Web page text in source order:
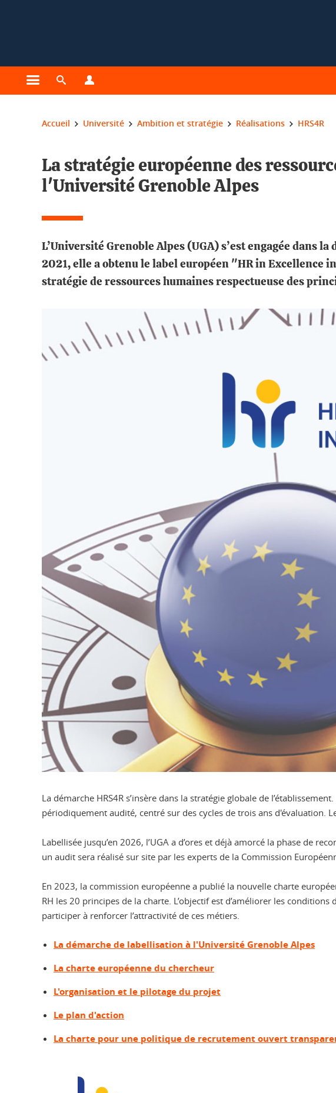
Ouvrir le menu principal
Ouvrir le moteur de recherche
Vous êtes ici :
Accueil Université Ambition et stratégie Réalisations HRS4R
La stratégie européenne des
l'Université Grenoble Alpes
L’Université Grenoble Alpes (UGA) s’est engagée dans
2021, elle a obtenu le label européen "HR in Excellence
stratégie de ressources humaines respectueuse des
La démarche HRS4R s’insère dans la stratégie globale de
périodiquement audité, centré sur des cycles de trois ans d'évaluation.
Labellisée jusqu’en 2026, l’UGA a d’ores et déjà amorcé la phase de
un audit sera réalisé sur site par les experts de la Commission
En 2023, la commission européenne a publié la nouvelle charte
RH les 20 principes de la charte. L’objectif est d’améliorer les
participer à renforcer l’attractivité de ces métiers.
La démarche de labellisation à l'Université Grenoble Alpes
La charte européenne du chercheur
L'organisation et le pilotage du projet
Le plan d'action
La charte pour une politique de recrutement ouvert